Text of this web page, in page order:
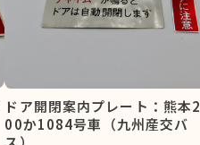
ドア開閉案内プレート：熊本2
00か1084号車（九州産交バ